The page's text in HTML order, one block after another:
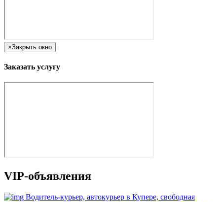
×Закрыть окно
Заказать услугу
VIP-объявления
Водитель-курьер, автокурьер в Купере, свободная